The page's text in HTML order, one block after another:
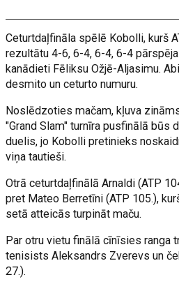
Ceturtdaļfināla spēlē Kobolli, kurš
rezultātu 4-6, 6-4, 6-4, 6-4
kanādieti Fēliksu Ožjē-Aljasimu.
desmito un ceturto numuru.
Noslēdzoties mačam, kļuva
"Grand Slam" turnīra pusfinālā būs
duelis, jo Kobolli pretinieks
viņa tautieši.
Otrā ceturtdaļfinālā Arnaldi (ATP
pret Mateo Berretīni (ATP 105.),
setā atteicās turpināt maču.
Par otru vietu finālā cīnīsies ranga
tenisists Aleksandrs Zverevs un
27.).